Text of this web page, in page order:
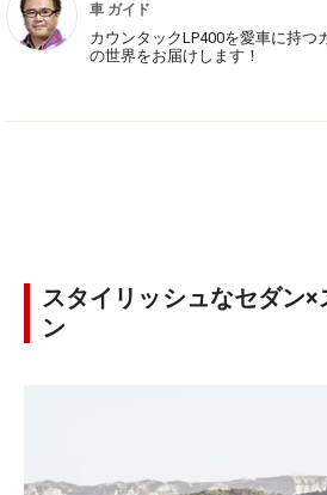
車 ガイド
カウンタックLP400を愛車に持つ
の世界をお届けします！
スタイリッシュなセダン
ン